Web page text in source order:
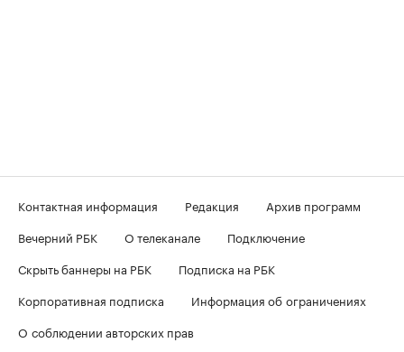
Контактная информация Редакция
Архив программ
Вечерний РБК
О телеканале
Подключение
Скрыть баннеры на РБК
Подписка на РБК
Корпоративная подписка
Информация об ограничениях
О соблюдении авторских прав